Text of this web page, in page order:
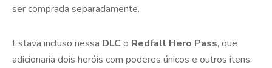
ser comprada separadamente.
Estava incluso nessa DLC o Redfall Hero Pass, que
adicionaria dois heróis com poderes únicos e outros itens.